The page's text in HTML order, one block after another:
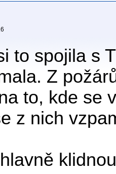
to spojila s
Z
to, kde se
z nich